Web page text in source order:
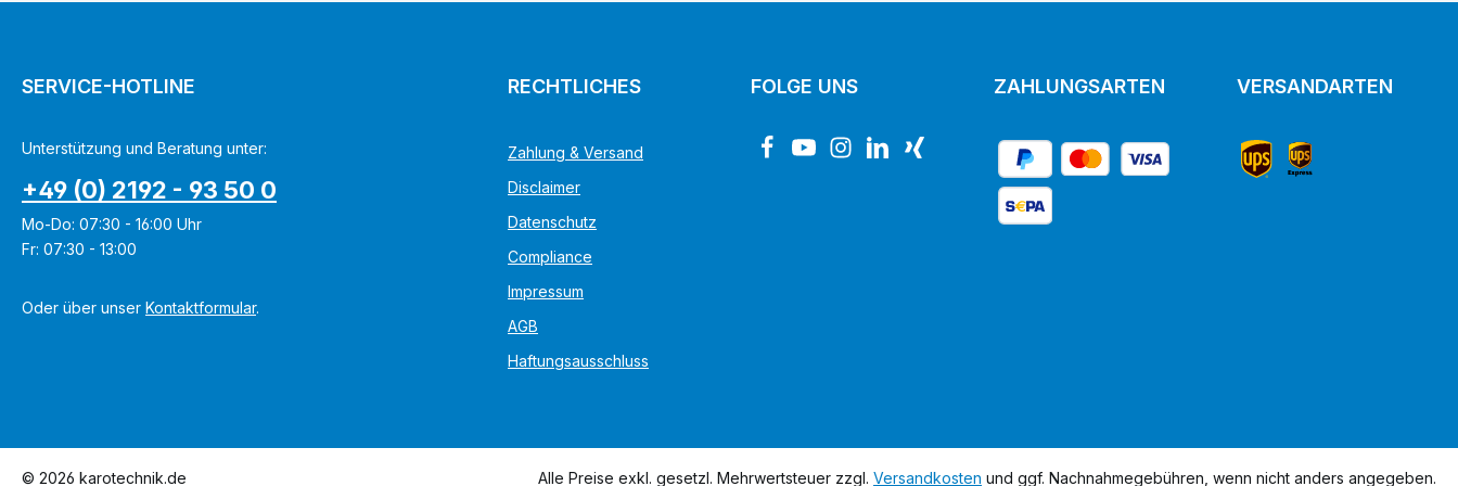
SERVICE-HOTLINE
Unterstützung und Beratung unter:
+49 (0) 2192 - 93 50 0
Mo-Do: 07:30 - 16:00 Uhr
Fr: 07:30 - 13:00
Oder über unser Kontaktformular.
RECHTLICHES
Zahlung & Versand
Disclaimer
Datenschutz
Compliance
Impressum
AGB
Haftungsausschluss
FOLGE UNS ZAHLUNGSARTEN VERSANDARTEN
© 2026 karotechnik.de Alle Preise exkl. gesetzl. Mehrwertsteuer zzgl. Versandkosten und ggf. Nachnahmegebühren, wenn nicht anders angegeben.